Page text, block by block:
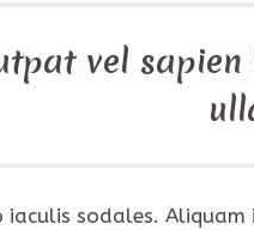
vel
sodales.